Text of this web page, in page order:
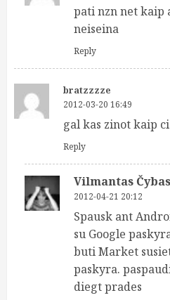
pati nzn net kaip
neiseina
Reply
bratzzzze
2012-03-20 16:49
gal kas zinot kaip
Reply
Vilmantas Čybas
2012-04-21 20:12
Spausk ant
su Google
buti Market
paskyra.
diegt prades